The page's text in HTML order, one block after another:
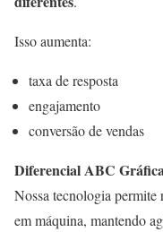
Isso aumenta:
taxa de resposta
engajamento
conversão de vendas
Diferencial ABC
Nossa tecnologia permite
em máquina, mantendo